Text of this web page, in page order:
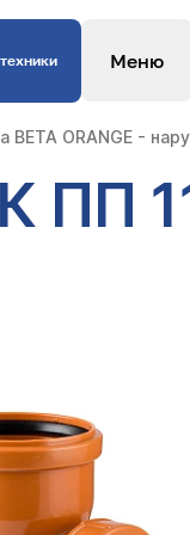
Меню
BETA ORANGE -
ПП